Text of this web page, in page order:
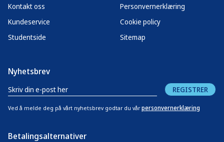
Kontakt oss
Kundeservice
Studentside
Personvernerklæring
Cookie policy
Sitemap
Nyhetsbrev
REGISTRER
Ved å melde deg på vårt nyhetsbrev godtar du vår personvernerklæring
Betalingsalternativer